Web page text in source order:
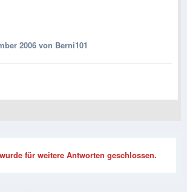
2006 von Berni101
für weitere Antworten geschlossen.